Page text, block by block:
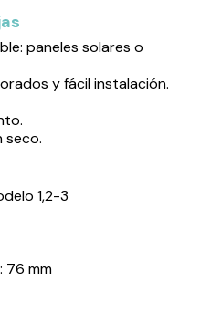
paneles solares o
y fácil instalación.
seco.
1,2-3
76 mm